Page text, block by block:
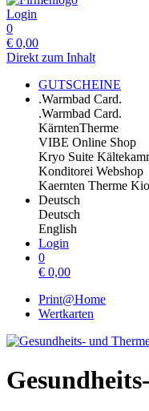
Login
0
€ 0,00
Direkt zum Inhalt
GUTSCHEINE
.Warmbad Card.
.Warmbad Card.
KärntenTherme
VIBE Online Shop
Kryo Suite
Konditorei Webshop
Kaernten Therme
Deutsch
Deutsch
English
Login
0
€ 0,00
Print@Home
Wertkarten